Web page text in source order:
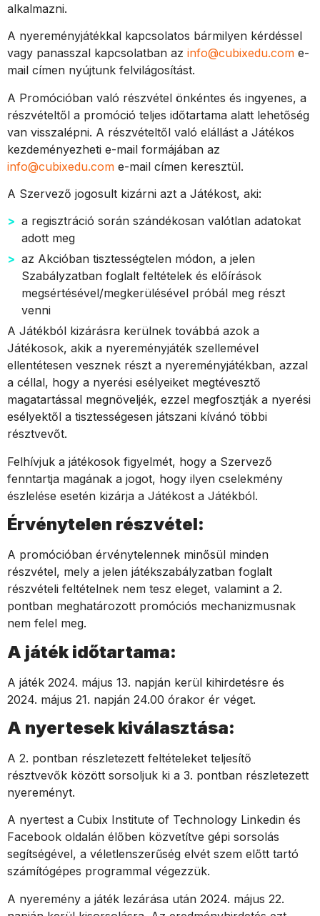
alkalmazni.
A nyereményjátékkal kapcsolatos bármilyen kérdéssel
vagy panasszal kapcsolatban az info@cubixedu.com e-
mail címen nyújtunk felvilágosítást.
A Promócióban való részvétel önkéntes és ingyenes, a
részvételtől a promóció teljes időtartama alatt lehetőség
van visszalépni. A részvételtől való elállást a Játékos
kezdeményezheti e-mail formájában az
info@cubixedu.com e-mail címen keresztül.
A Szervező jogosult kizárni azt a Játékost, aki:
a regisztráció során szándékosan valótlan adatokat
adott meg
az Akcióban tisztességtelen módon, a jelen
Szabályzatban foglalt feltételek és előírások
megsértésével/megkerülésével próbál meg részt
venni
A Játékból kizárásra kerülnek továbbá azok a
Játékosok, akik a nyereményjáték szellemével
ellentétesen vesznek részt a nyereményjátékban, azzal
a céllal, hogy a nyerési esélyeiket megtévesztő
magatartással megnöveljék, ezzel megfosztják a nyerési
esélyektől a tisztességesen játszani kívánó többi
résztvevőt.
Felhívjuk a játékosok figyelmét, hogy a Szervező
fenntartja magának a jogot, hogy ilyen cselekmény
észlelése esetén kizárja a Játékost a Játékból.
Érvénytelen részvétel:
A promócióban érvénytelennek minősül minden
részvétel, mely a jelen játékszabályzatban foglalt
részvételi feltételnek nem tesz eleget, valamint a 2.
pontban meghatározott promóciós mechanizmusnak
nem felel meg.
A játék időtartama:
A játék 2024. május 13. napján kerül kihirdetésre és
2024. május 21. napján 24.00 órakor ér véget.
A nyertesek kiválasztása:
A 2. pontban részletezett feltételeket teljesítő
résztvevők között sorsoljuk ki a 3. pontban részletezett
nyereményt.
A nyertest a Cubix Institute of Technology Linkedin és
Facebook oldalán élőben közvetítve gépi sorsolás
segítségével, a véletlenszerűség elvét szem előtt tartó
számítógépes programmal végezzük.
A nyeremény a játék lezárása után 2024. május 22.